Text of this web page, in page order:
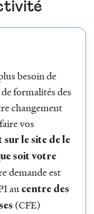
besoin de
formalités des
changement
vos
le site de le
soit votre
demande est
au centre des
(CFE)